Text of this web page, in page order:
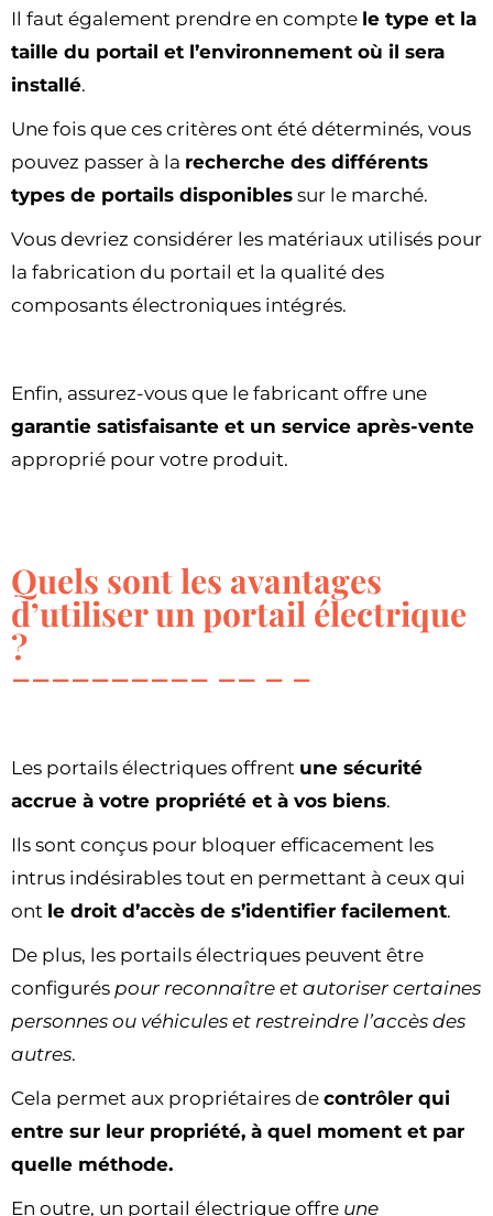
Il faut également prendre en compte le type et la
taille du portail et l’environnement où il sera
installé.
Une fois que ces critères ont été déterminés, vous
pouvez passer à la recherche des différents
types de portails disponibles sur le marché.
Vous devriez considérer les matériaux utilisés pour
la fabrication du portail et la qualité des
composants électroniques intégrés.
Enfin, assurez-vous que le fabricant offre une
garantie satisfaisante et un service après-vente
approprié pour votre produit.
Quels sont les avantages
d’utiliser un portail électrique
?
Les portails électriques offrent une sécurité
accrue à votre propriété et à vos biens.
Ils sont conçus pour bloquer efficacement les
intrus indésirables tout en permettant à ceux qui
ont le droit d’accès de s’identifier facilement.
De plus, les portails électriques peuvent être
configurés pour reconnaître et autoriser certaines
personnes ou véhicules et restreindre l’accès des
autres.
Cela permet aux propriétaires de contrôler qui
entre sur leur propriété, à quel moment et par
quelle méthode.
En outre, un portail électrique offre une